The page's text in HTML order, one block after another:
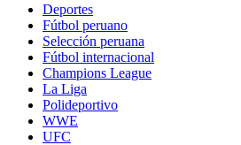
Deportes
Fútbol peruano
Selección peruana
Fútbol internacional
Champions League
La Liga
Polideportivo
WWE
UFC